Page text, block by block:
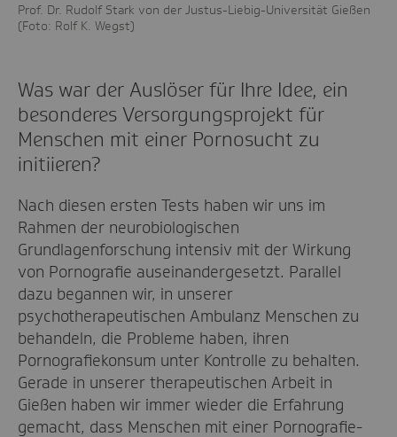
Prof. Dr. Rudolf Stark von der Justus-Liebig-Universität Gießen
(Foto: Rolf K. Wegst)
Was war der Auslöser für Ihre Idee, ein
besonderes Versorgungsprojekt für
Menschen mit einer Pornosucht zu
initiieren?
Nach diesen ersten Tests haben wir uns im
Rahmen der neurobiologischen
Grundlagenforschung intensiv mit der Wirkung
von Pornografie auseinandergesetzt. Parallel
dazu begannen wir, in unserer
psychotherapeutischen Ambulanz Menschen zu
behandeln, die Probleme haben, ihren
Pornografiekonsum unter Kontrolle zu behalten.
Gerade in unserer therapeutischen Arbeit in
Gießen haben wir immer wieder die Erfahrung
gemacht, dass Menschen mit einer Pornografie-